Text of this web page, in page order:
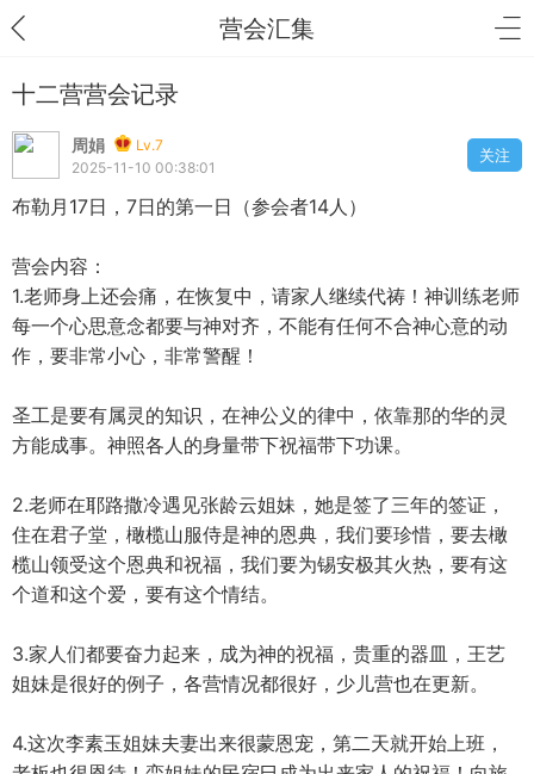
营会汇集
十二营营会记录
周娟
Lv.7
2025-11-10 00:38:01
关注
布勒月17日，7日的第一日（参会者14人）
营会内容：
1.老师身上还会痛，在恢复中，请家人继续代祷！神训练老师
每一个心思意念都要与神对齐，不能有任何不合神心意的动
作，要非常小心，非常警醒！
圣工是要有属灵的知识，在神公义的律中，依靠那的华的灵
方能成事。神照各人的身量带下祝福带下功课。
2.老师在耶路撒冷遇见张龄云姐妹，她是签了三年的签证，
住在君子堂，橄榄山服侍是神的恩典，我们要珍惜，要去橄
榄山领受这个恩典和祝福，我们要为锡安极其火热，要有这
个道和这个爱，要有这个情结。
3.家人们都要奋力起来，成为神的祝福，贵重的器皿，王艺
姐妹是很好的例子，各营情况都很好，少儿营也在更新。
4.这次李素玉姐妹夫妻出来很蒙恩宠，第二天就开始上班，